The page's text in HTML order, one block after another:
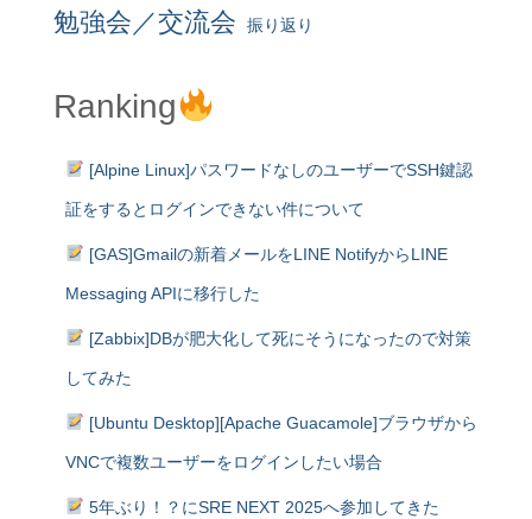
勉強会／交流会 振り返り
Ranking
[Alpine Linux]パスワードなしのユーザーでSSH鍵認
証をするとログインできない件について
[GAS]Gmailの新着メールをLINE NotifyからLINE
Messaging APIに移行した
[Zabbix]DBが肥大化して死にそうになったので対策
してみた
[Ubuntu Desktop][Apache Guacamole]ブラウザから
VNCで複数ユーザーをログインしたい場合
5年ぶり！？にSRE NEXT 2025へ参加してきた